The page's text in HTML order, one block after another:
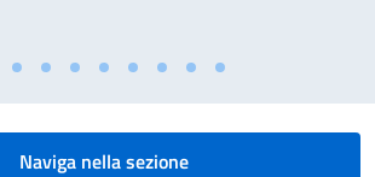
Naviga nella sezione